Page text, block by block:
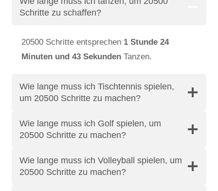
Schritte zu schaffen?
20500 Schritte entsprechen 1 Stunde 24
Minuten und 43 Sekunden Tanzen.
Wie lange muss ich Tischtennis spielen,
um 20500 Schritte zu machen?
Wie lange muss ich Golf spielen, um
20500 Schritte zu machen?
Wie lange muss ich Volleyball spielen, um
20500 Schritte zu machen?